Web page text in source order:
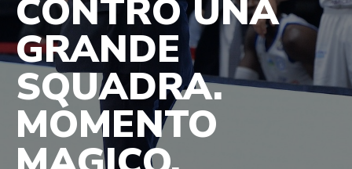
CONTRO UNA
GRANDE
SQUADRA.
MOMENTO